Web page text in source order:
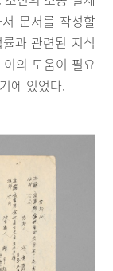
문서를 작성할
과 관련된 지식
의 도움이 필요
에 있었다.